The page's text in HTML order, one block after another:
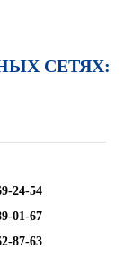
СЕТЯХ:
24-54
01-67
87-63